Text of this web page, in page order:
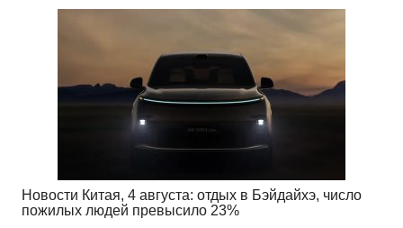
Новости Китая, 4 августа: отдых в Бэйдайхэ, число
пожилых людей превысило 23%